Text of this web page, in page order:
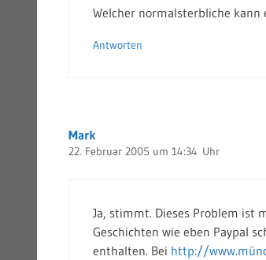
Welcher normalsterbliche kann
Antworten
Mark
22. Februar 2005 um 14:34 Uhr
Ja, stimmt. Dieses Problem ist
Geschichten wie eben Paypal
enthalten. Bei http://